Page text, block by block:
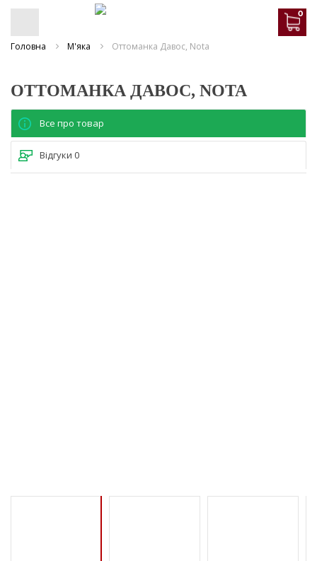
0
Головна М'яка Оттоманка Давос, Nota
ОТТОМАНКА ДАВОС, NOTA
Все про товар
Відгуки 0